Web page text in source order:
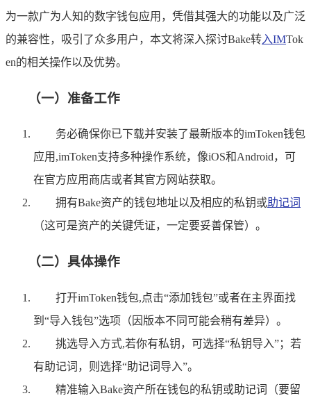
为一款广为人知的数字钱包应用，凭借其强大的功能以及广泛
的兼容性，吸引了众多用户，本文将深入探讨Bake转入IMTok
en的相关操作以及优势。
（一）准备工作
务必确保你已下载并安装了最新版本的imToken钱包
应用,imToken支持多种操作系统，像iOS和Android，可
在官方应用商店或者其官方网站获取。
拥有Bake资产的钱包地址以及相应的私钥或助记词
（这可是资产的关键凭证，一定要妥善保管）。
（二）具体操作
打开imToken钱包,点击“添加钱包”或者在主界面找
到“导入钱包”选项（因版本不同可能会稍有差异）。
挑选导入方式,若你有私钥，可选择“私钥导入”；若
有助记词，则选择“助记词导入”。
精准输入Bake资产所在钱包的私钥或助记词（要留